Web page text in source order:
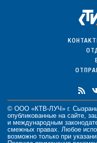
© ООО «КТВ-ЛУЧ» г.
опубликованные на сайте,
и международным
смежных правах. Любое
возможно только при